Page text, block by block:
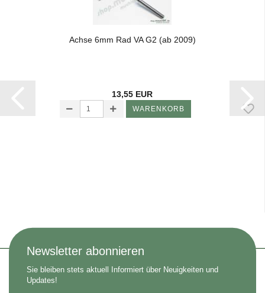
Achse 6mm Rad VA G2 (ab 2009)
13,55 EUR
WARENKORB
Newsletter abonnieren
Sie bleiben stets aktuell Informiert über Neuigkeiten und
Updates!